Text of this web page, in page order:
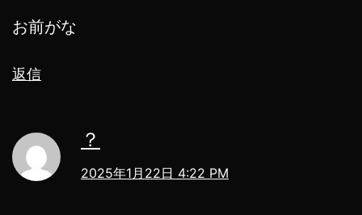
お前がな
返信
？
2025年1月22日 4:22 PM